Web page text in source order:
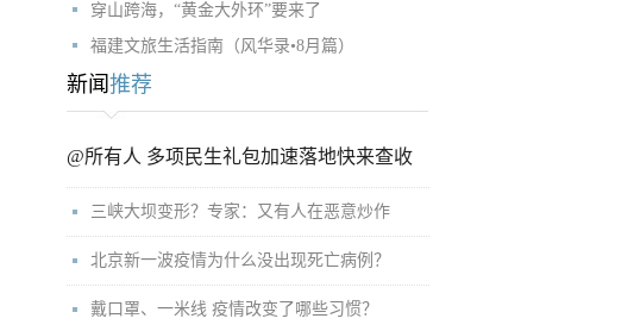
穿山跨海，“黄金大外环”要来了
福建文旅生活指南（风华录•8月篇）
新闻 推荐
@所有人 多项民生礼包加速落地快来查收
三峡大坝变形？专家：又有人在恶意炒作
北京新一波疫情为什么没出现死亡病例？
戴口罩、一米线 疫情改变了哪些习惯？